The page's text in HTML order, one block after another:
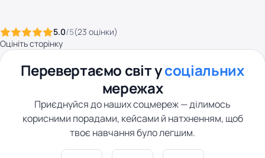
5.0/5(23 оцінки)
Оцініть сторінку
Перевертаємо світ усоціальних
мережах
Приєднуйся до наших соцмереж — ділимось
корисними порадами, кейсами й натхненням, щоб
твоє навчання було легшим.